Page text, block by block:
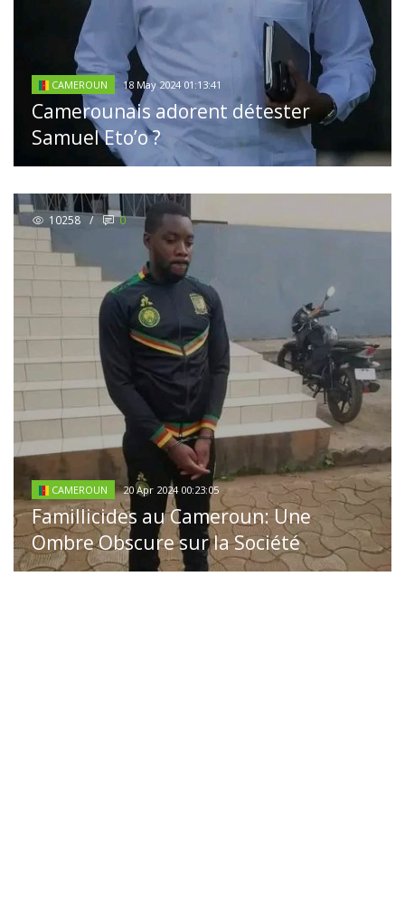
CAMEROUN 18 May 2024 01:13:41
Camerounais adorent détester
Samuel Eto’o ?
10258 / 0
CAMEROUN 20 Apr 2024 00:23:05
Famillicides au Cameroun: Une
Ombre Obscure sur la Société